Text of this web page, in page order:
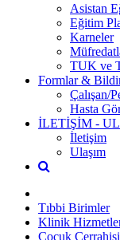
Asistan
Eğitim
Karneler
TUK ve
Formlar &
Çalışan/
Hasta
İLETİŞİM -
İletişim
Ulaşım
Tıbbi Birimler
Klinik
Çocuk Cerrahisi